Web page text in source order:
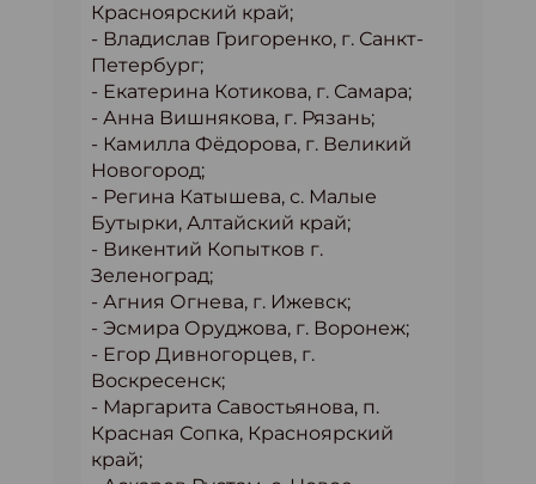
Красноярский край;
- Владислав Григоренко, г. Санкт-
Петербург;
- Екатерина Котикова, г. Самара;
- Анна Вишнякова, г. Рязань;
- Камилла Фёдорова, г. Великий
Новогород;
- Регина Катышева, с. Малые
Бутырки, Алтайский край;
- Викентий Копытков г.
Зеленоград;
- Агния Огнева, г. Ижевск;
- Эсмира Оруджова, г. Воронеж;
- Егор Дивногорцев, г.
Воскресенск;
- Маргарита Савостьянова, п.
Красная Сопка, Красноярский
край;